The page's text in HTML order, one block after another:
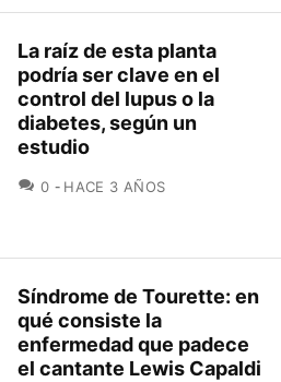
La raíz de esta planta
podría ser clave en el
control del lupus o la
diabetes, según un
estudio
0 COMENTARIOS
HACE 3 AÑOS
Síndrome de Tourette: en
qué consiste la
enfermedad que padece
el cantante Lewis Capaldi